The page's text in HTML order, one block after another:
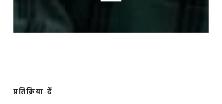
प्रतिक्रिया दें